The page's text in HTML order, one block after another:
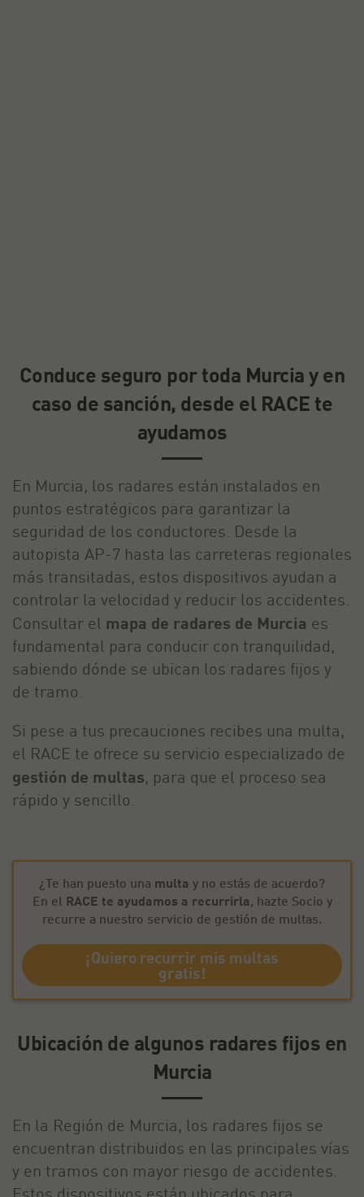
Conduce seguro por toda Murcia y en
caso de sanción, desde el RACE te
ayudamos
En Murcia, los radares están instalados en
puntos estratégicos para garantizar la
seguridad de los conductores. Desde la
autopista AP-7 hasta las carreteras regionales
más transitadas, estos dispositivos ayudan a
controlar la velocidad y reducir los accidentes.
Consultar el mapa de radares de Murcia es
fundamental para conducir con tranquilidad,
sabiendo dónde se ubican los radares fijos y
de tramo.
Si pese a tus precauciones recibes una multa,
el RACE te ofrece su servicio especializado de
gestión de multas, para que el proceso sea
rápido y sencillo.
¿Te han puesto una multa y no estás de acuerdo?
En el RACE te ayudamos a recurrirla, hazte Socio y
recurre a nuestro servicio de gestión de multas.
¡Quiero recurrir mis multas
gratis!
Ubicación de algunos radares fijos en
Murcia
En la Región de Murcia, los radares fijos se
encuentran distribuidos en las principales vías
y en tramos con mayor riesgo de accidentes.